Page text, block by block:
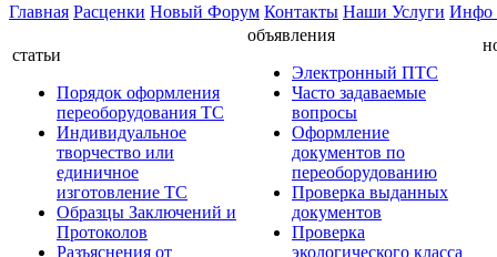
Главная Расценки Новый Форум Контакты Наши Услуги Инфо
статьи
Порядок оформления
переоборудования ТС
Индивидуальное
творчество или
единичное
изготовление ТС
Образцы Заключений и
Протоколов
Разъяснения от
объявления
Электронный ПТС
Часто задаваемые
вопросы
Оформление
документов по
переоборудованию
Проверка выданных
документов
Проверка
экологического класса